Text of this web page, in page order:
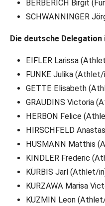
BERBERICH Birgit
SCHWANNINGER
Die deutsche Delegation
EIFLER Larissa
FUNKE Julika (Athlet/
GETTE Elisabeth
GRAUDINS Victoria
HERBON Felice
HIRSCHFELD
HUSMANN Matthis
KINDLER Frederic
KÜRBIS Jarl (Athlet/
KURZAWA Marisa
KUZMIN Leon